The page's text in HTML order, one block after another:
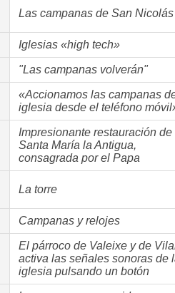
Las campanas de San Nicolás
Iglesias «high tech»
"Las campanas volverán"
«Accionamos las campanas
iglesia desde el teléfono
Impresionante restauración de
Santa María la Antigua,
consagrada por el Papa
La torre
Campanas y relojes
El párroco de Valeixe y de
activa las señales sonoras de
iglesia pulsando un botón